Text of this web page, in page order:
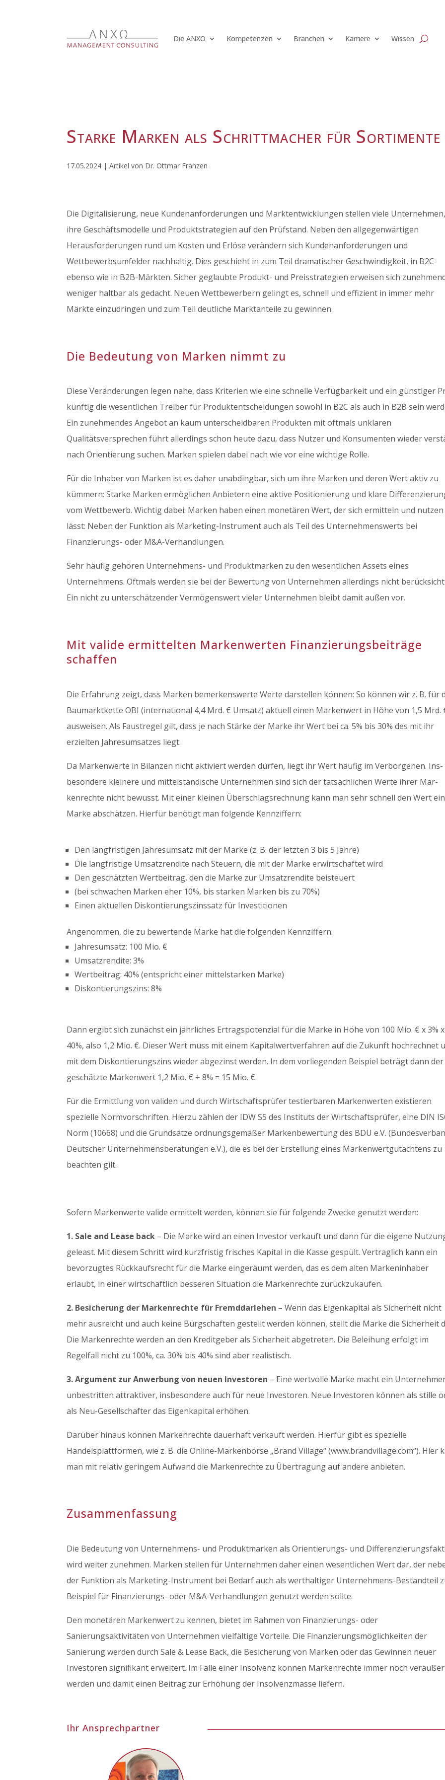
Die ANXO Kompetenzen Branchen Karriere Wissen
Starke Marken als Schrittmacher für Sortimente
17.05.2024 | Artikel von Dr. Ottmar Franzen
Die Digitalisierung, neue Kundenanforderungen und Marktentwicklungen stellen viele
ihre Geschäftsmodelle und Produktstrategien auf den Prüfstand. Neben den allgegenwärtigen
Herausforderungen rund um Kosten und Erlöse verändern sich Kundenanforderungen und
Wettbewerbsumfelder nachhaltig. Dies geschieht in zum Teil dramatischer Geschwindigkeit, in B2C-
ebenso wie in B2B-Märkten. Sicher geglaubte Produkt- und Preisstrategien erweisen sich
weniger haltbar als gedacht. Neuen Wettbewerbern gelingt es, schnell und effizient in immer mehr
Märkte einzudringen und zum Teil deutliche Marktanteile zu gewinnen.
Die Bedeutung von Marken nimmt zu
Diese Veränderungen legen nahe, dass Kriterien wie eine schnelle Verfügbarkeit und ein günstiger
künftig die wesentlichen Treiber für Produktentscheidungen sowohl in B2C als auch in B2B sein
Ein zunehmendes Angebot an kaum unterscheidbaren Produkten mit oftmals unklaren
Qualitätsversprechen führt allerdings schon heute dazu, dass Nutzer und Konsumenten wieder
nach Orientierung suchen. Marken spielen dabei nach wie vor eine wichtige Rolle.
Für die Inhaber von Marken ist es daher unabdingbar, sich um ihre Marken und deren Wert aktiv zu
kümmern: Starke Marken ermöglichen Anbietern eine aktive Positionierung und klare
vom Wettbewerb. Wichtig dabei: Marken haben einen monetären Wert, der sich ermitteln und nutzen
lässt: Neben der Funktion als Marketing-Instrument auch als Teil des Unternehmenswerts bei
Finanzierungs- oder M&A-Verhandlungen.
Sehr häufig gehören Unternehmens- und Produktmarken zu den wesentlichen Assets eines
Unternehmens. Oftmals werden sie bei der Bewertung von Unternehmen allerdings nicht
Ein nicht zu unterschätzender Vermögenswert vieler Unternehmen bleibt damit außen vor.
Mit valide ermittelten Markenwerten Finanzierungsbeiträge
schaffen
Die Erfahrung zeigt, dass Marken bemerkenswerte Werte darstellen können: So können wir z. B. für
Baumarktkette OBI (international 4,4 Mrd. € Umsatz) aktuell einen Markenwert in Höhe von 1,5 Mrd.
ausweisen. Als Faustregel gilt, dass je nach Stärke der Marke ihr Wert bei ca. 5% bis 30% des mit ihr
erzielten Jahresumsatzes liegt.
Da Markenwerte in Bilanzen nicht aktiviert werden dürfen, liegt ihr Wert häufig im Verborgenen. Ins-
besondere kleinere und mittelständische Unternehmen sind sich der tatsächlichen Werte ihrer Mar-
kenrechte nicht bewusst. Mit einer kleinen Überschlagsrechnung kann man sehr schnell den Wert
Marke abschätzen. Hierfür benötigt man folgende Kennziffern:
Den langfristigen Jahresumsatz mit der Marke (z. B. der letzten 3 bis 5 Jahre)
Die langfristige Umsatzrendite nach Steuern, die mit der Marke erwirtschaftet wird
Den geschätzten Wertbeitrag, den die Marke zur Umsatzrendite beisteuert
(bei schwachen Marken eher 10%, bis starken Marken bis zu 70%)
Einen aktuellen Diskontierungszinssatz für Investitionen
Angenommen, die zu bewertende Marke hat die folgenden Kennziffern:
Jahresumsatz: 100 Mio. €
Umsatzrendite: 3%
Wertbeitrag: 40% (entspricht einer mittelstarken Marke)
Diskontierungszins: 8%
Dann ergibt sich zunächst ein jährliches Ertragspotenzial für die Marke in Höhe von 100 Mio. € x 3% x
40%, also 1,2 Mio. €. Dieser Wert muss mit einem Kapitalwertverfahren auf die Zukunft hochrechnet
mit dem Diskontierungszins wieder abgezinst werden. In dem vorliegenden Beispiel beträgt dann der
geschätzte Markenwert 1,2 Mio. € ÷ 8% = 15 Mio. €.
Für die Ermittlung von validen und durch Wirtschaftsprüfer testierbaren Markenwerten existieren
spezielle Normvorschriften. Hierzu zählen der IDW S5 des Instituts der Wirtschaftsprüfer, eine DIN
Norm (10668) und die Grundsätze ordnungsgemäßer Markenbewertung des BDU e.V.
Deutscher Unternehmensberatungen e.V.), die es bei der Erstellung eines Markenwertgutachtens zu
beachten gilt.
Sofern Markenwerte valide ermittelt werden, können sie für folgende Zwecke genutzt werden:
1. Sale and Lease back – Die Marke wird an einen Investor verkauft und dann für die eigene
geleast. Mit diesem Schritt wird kurzfristig frisches Kapital in die Kasse gespült. Vertraglich kann ein
bevorzugtes Rückkaufsrecht für die Marke eingeräumt werden, das es dem alten Markeninhaber
erlaubt, in einer wirtschaftlich besseren Situation die Markenrechte zurückzukaufen.
2. Besicherung der Markenrechte für Fremddarlehen – Wenn das Eigenkapital als Sicherheit nicht
mehr ausreicht und auch keine Bürgschaften gestellt werden können, stellt die Marke die Sicherheit
Die Markenrechte werden an den Kreditgeber als Sicherheit abgetreten. Die Beleihung erfolgt im
Regelfall nicht zu 100%, ca. 30% bis 40% sind aber realistisch.
3. Argument zur Anwerbung von neuen Investoren – Eine wertvolle Marke macht ein
unbestritten attraktiver, insbesondere auch für neue Investoren. Neue Investoren können als stille
als Neu-Gesellschafter das Eigenkapital erhöhen.
Darüber hinaus können Markenrechte dauerhaft verkauft werden. Hierfür gibt es spezielle
Handelsplattformen, wie z. B. die Online-Markenbörse „Brand Village“ (www.brandvillage.com“). Hier
man mit relativ geringem Aufwand die Markenrechte zu Übertragung auf andere anbieten.
Zusammenfassung
Die Bedeutung von Unternehmens- und Produktmarken als Orientierungs- und
wird weiter zunehmen. Marken stellen für Unternehmen daher einen wesentlichen Wert dar, der
der Funktion als Marketing-Instrument bei Bedarf auch als werthaltiger Unternehmens-Bestandteil
Beispiel für Finanzierungs- oder M&A-Verhandlungen genutzt werden sollte.
Den monetären Markenwert zu kennen, bietet im Rahmen von Finanzierungs- oder
Sanierungsaktivitäten von Unternehmen vielfältige Vorteile. Die Finanzierungsmöglichkeiten der
Sanierung werden durch Sale & Lease Back, die Besicherung von Marken oder das Gewinnen neuer
Investoren signifikant erweitert. Im Falle einer Insolvenz können Markenrechte immer noch
werden und damit einen Beitrag zur Erhöhung der Insolvenzmasse liefern.
Ihr Ansprechpartner